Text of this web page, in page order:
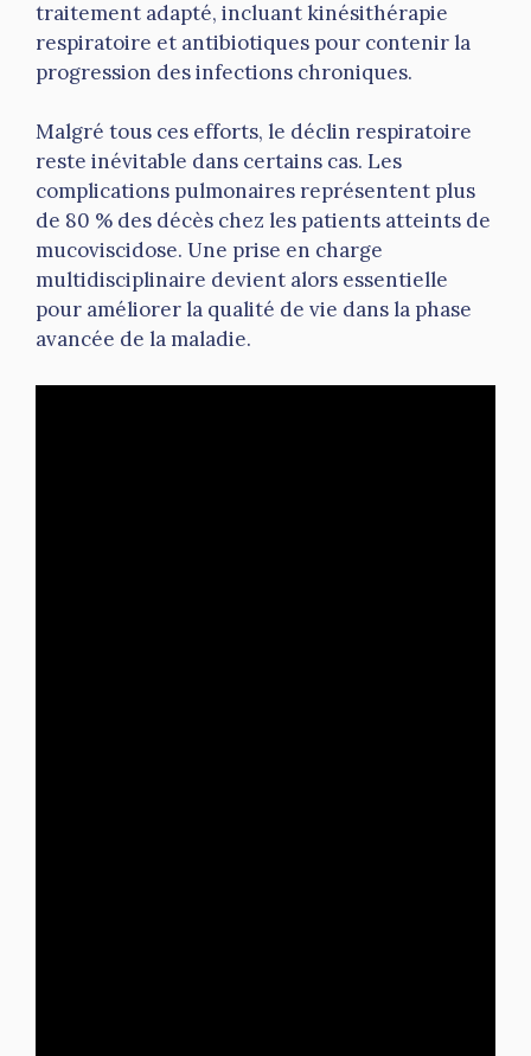
traitement adapté, incluant kinésithérapie
respiratoire et antibiotiques pour contenir la
progression des infections chroniques.
Malgré tous ces efforts, le déclin respiratoire
reste inévitable dans certains cas. Les
complications pulmonaires représentent plus
de 80 % des décès chez les patients atteints de
mucoviscidose. Une prise en charge
multidisciplinaire devient alors essentielle
pour améliorer la qualité de vie dans la phase
avancée de la maladie.